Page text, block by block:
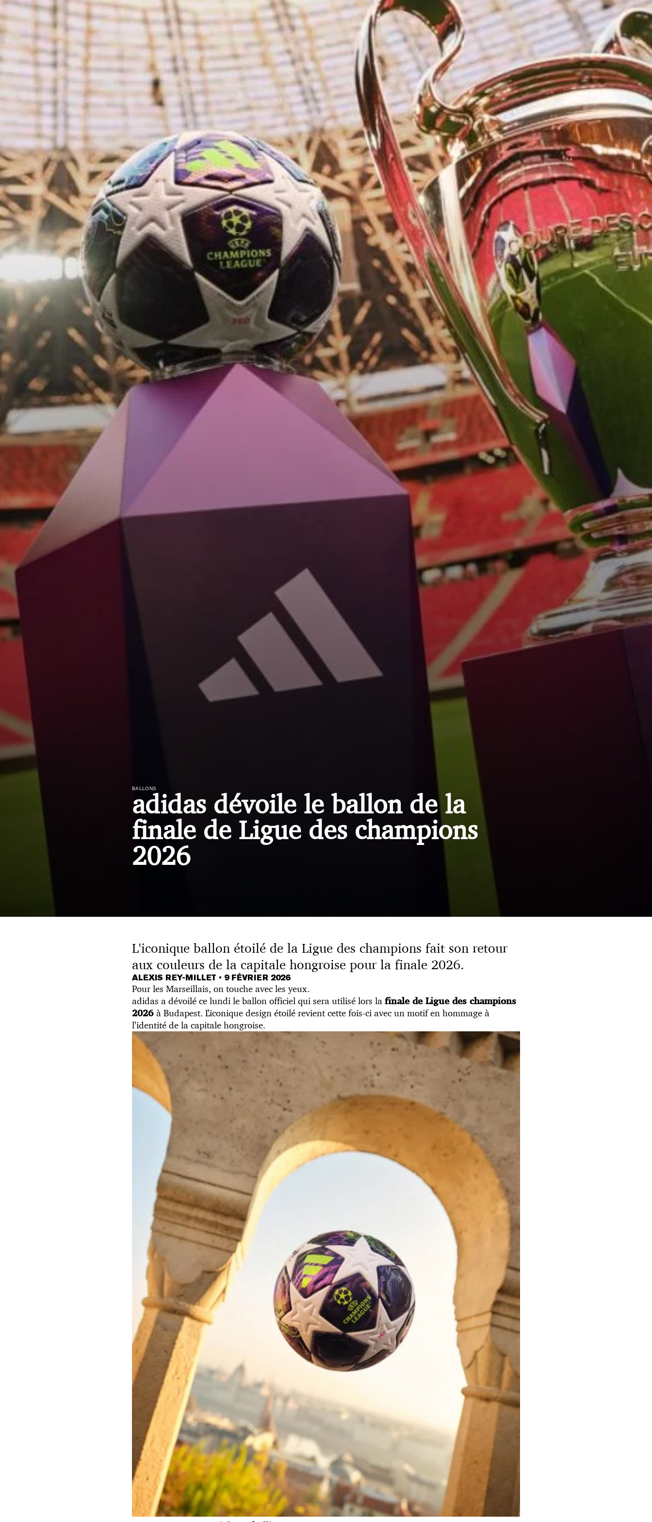
BALLONS
adidas dévoile le ballon de la
finale de Ligue des champions
2026
L'iconique ballon étoilé de la Ligue des champions fait son retour
aux couleurs de la capitale hongroise pour la finale 2026.
ALEXIS REY-MILLET • 9 FÉVRIER 2026
Pour les Marseillais, on touche avec les yeux.
adidas a dévoilé ce lundi le ballon officiel qui sera utilisé lors la finale de Ligue des champions
2026 à Budapest. L’iconique design étoilé revient cette fois-ci avec un motif en hommage à
l’identité de la capitale hongroise.